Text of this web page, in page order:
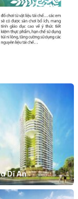
Dĩ An